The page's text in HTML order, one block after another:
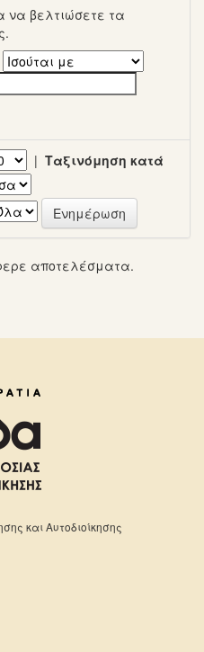
να βελτιώσετε τα
| Ταξινόμηση κατά
αποτελέσματα.
και Αυτοδιοίκησης